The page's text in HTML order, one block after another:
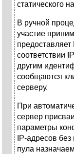
статического
В ручной
участие
соответствии
другим
сообщаются
серверу.
При
сервер
параметры
IP-адресов
пула